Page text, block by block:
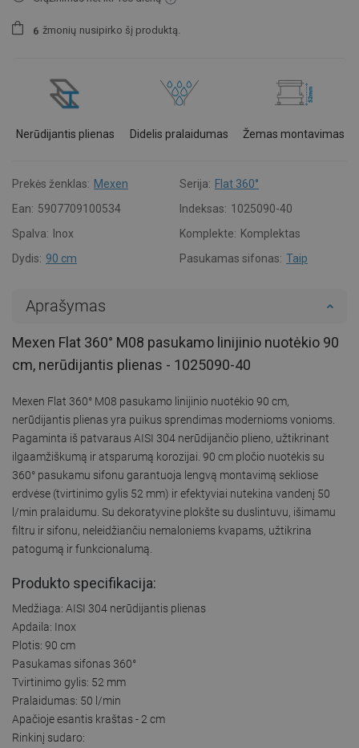
6 žmonių nusipirko šį produktą.
Nerūdijantis plienas Didelis pralaidumas Žemas montavimas
Prekės ženklas: Mexen Serija: Flat 360°
Ean: 5907709100534 Indeksas: 1025090-40
Spalva:
Inox Komplekte: Komplektas
Dydis: 90 cm Pasukamas sifonas: Taip
Aprašymas
Mexen Flat 360° M08 pasukamo linijinio nuotėkio 90
cm, nerūdijantis plienas - 1025090-40
Mexen Flat 360° M08 pasukamo linijinio nuotėkio 90 cm,
nerūdijantis plienas yra puikus sprendimas modernioms vonioms.
Pagaminta iš patvaraus AISI 304 nerūdijančio plieno, užtikrinant
ilgaamžiškumą ir atsparumą korozijai. 90 cm pločio nuotėkis su
360° pasukamu sifonu garantuoja lengvą montavimą sekliose
erdvėse (tvirtinimo gylis 52 mm) ir efektyviai nutekina vandenį 50
l/min pralaidumu. Su dekoratyvine plokšte su duslintuvu, išimamu
filtru ir sifonu, neleidžiančiu nemaloniems kvapams, užtikrina
patogumą ir funkcionalumą.
Produkto specifikacija:
Medžiaga: AISI 304 nerūdijantis plienas
Apdaila: Inox
Plotis: 90 cm
Pasukamas sifonas 360°
Tvirtinimo gylis: 52 mm
Pralaidumas: 50 l/min
Apačioje esantis kraštas - 2 cm
Rinkinį sudaro: